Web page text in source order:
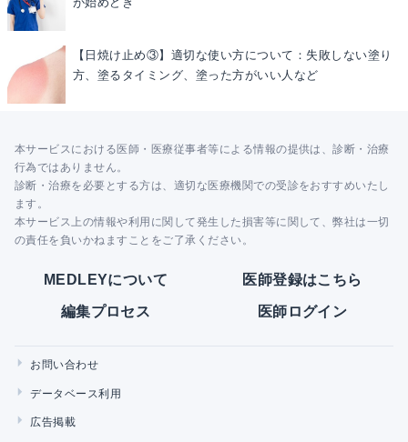
【日焼け止め③】適切な使い方について：失敗しない塗り
方、塗るタイミング、塗った方がいい人など
本サービスにおける医師・医療従事者等による情報の提供は、診断・治療
行為ではありません。
診断・治療を必要とする方は、適切な医療機関での受診をおすすめいたし
ます。
本サービス上の情報や利用に関して発生した損害等に関して、弊社は一切
の責任を負いかねますことをご了承ください。
MEDLEYについて 医師登録はこちら
編集プロセス 医師ログイン
お問い合わせ
データベース利用
広告掲載